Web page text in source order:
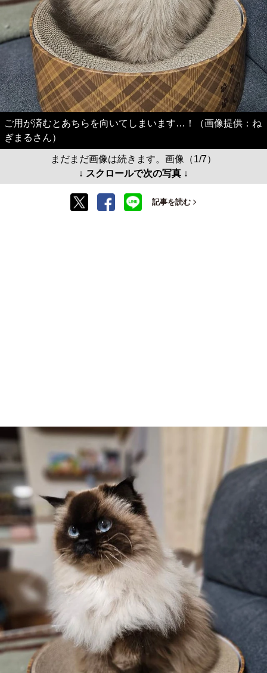
ご用が済むとあちらを向いてしまいます…！（画像提供：ね
ぎまるさん）
まだまだ画像は続きます。画像（1/7）
↓ スクロールで次の写真 ↓
記事を読む